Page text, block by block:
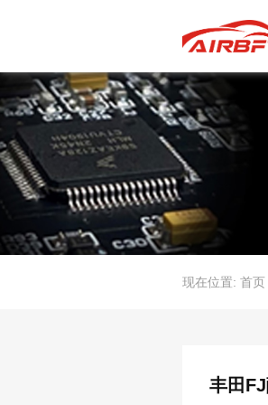
现在位置: 首页
丰田